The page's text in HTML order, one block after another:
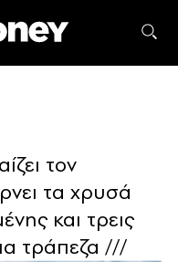
τον
τα χρυσά
και τρεις
τράπεζα ///